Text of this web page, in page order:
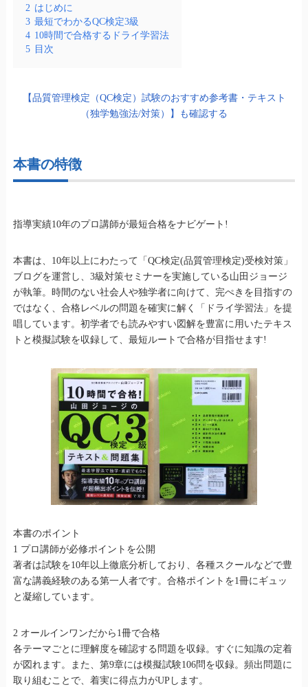
2 はじめに
3 最短でわかるQC検定3級
4 10時間で合格するドライ学習法
5 目次
【品質管理検定（QC検定）試験のおすすめ参考書・テキスト
（独学勉強法/対策）】も確認する
本書の特徴
指導実績10年のプロ講師が最短合格をナビゲート!
本書は、10年以上にわたって「QC検定(品質管理検定)受検対策」
ブログを運営し、3級対策セミナーを実施している山田ジョージ
が執筆。時間のない社会人や独学者に向けて、完ぺきを目指すの
ではなく、合格レベルの問題を確実に解く「ドライ学習法」を提
唱しています。初学者でも読みやすい図解を豊富に用いたテキス
トと模擬試験を収録して、最短ルートで合格が目指せます!
本書のポイント
1 プロ講師が必修ポイントを公開
著者は試験を10年以上徹底分析しており、各種スクールなどで豊
富な講義経験のある第一人者です。合格ポイントを1冊にギュッ
と凝縮しています。
2 オールインワンだから1冊で合格
各テーマごとに理解度を確認する問題を収録。すぐに知識の定着
が図れます。また、第9章には模擬試験106問を収録。頻出問題に
取り組むことで、着実に得点力がUPします。